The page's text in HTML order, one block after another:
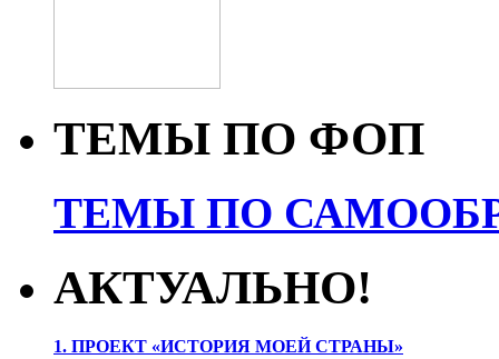
ТЕМЫ ПО ФОП
ТЕМЫ ПО
АКТУАЛЬНО!
1. ПРОЕКТ «ИСТОРИЯ МОЕЙ СТРАНЫ»